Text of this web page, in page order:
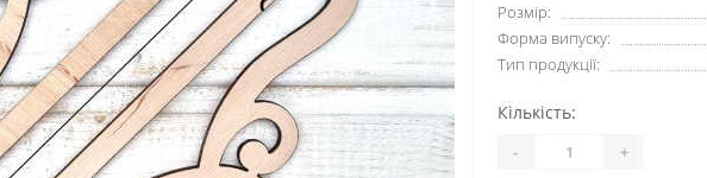
Розмір:
Форма випуску:
Тип продукції:
Кількість:
- +